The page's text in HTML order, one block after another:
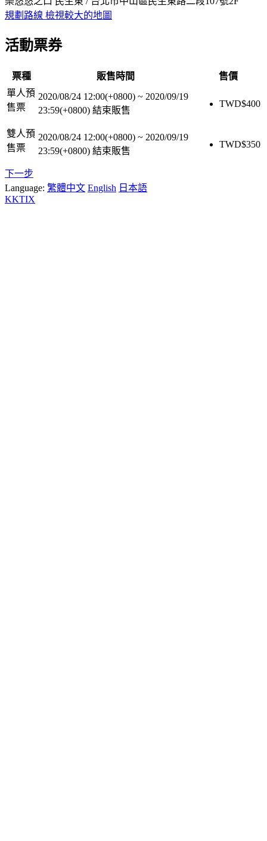
規劃路線 檢視較大的地圖
活動票券
票種 販售時間
售價
單人預
售票
2020/08/24 12:00(+0800) ~ 2020/09/19
23:59(+0800) 結束販售
TWD$400
雙人預
售票
2020/08/24 12:00(+0800) ~ 2020/09/19
23:59(+0800) 結束販售
TWD$350
下一步
Language: 繁體中文 English 日本語
KKTIX